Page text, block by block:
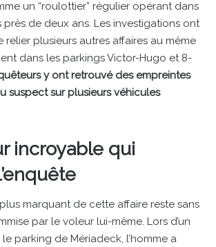
un “roulottier” régulier opérant dans
de deux ans. Les investigations ont
relier plusieurs autres affaires au même
dans les parkings Victor-Hugo et 8-
y ont retrouvé des empreintes
suspect sur plusieurs véhicules
incroyable qui
plus marquant de cette affaire reste sans
par le voleur lui-même. Lors d’un
parking de Mériadeck, l’homme a